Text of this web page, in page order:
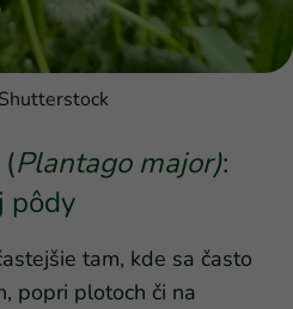
Plantago major):
pôdy
tam, kde sa často
popri plotoch či na